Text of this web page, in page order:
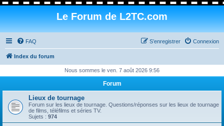
Le Forum de L2TC.com
FAQ Connexion
S’enregistrer
Index du forum
Nous sommes le ven. 7 août 2026 9:56
Forum
Lieux de tournage
Forum sur les lieux de tournage. Questions/réponses sur les lieux de tournage
de films, téléfilms et séries TV.
Sujets : 974